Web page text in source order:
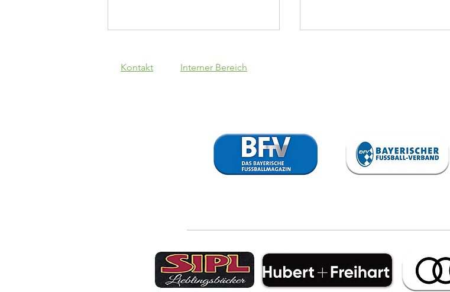
Augsburg - VfB
SV Kasing - VfB
II
Kontakt Interner Bereich